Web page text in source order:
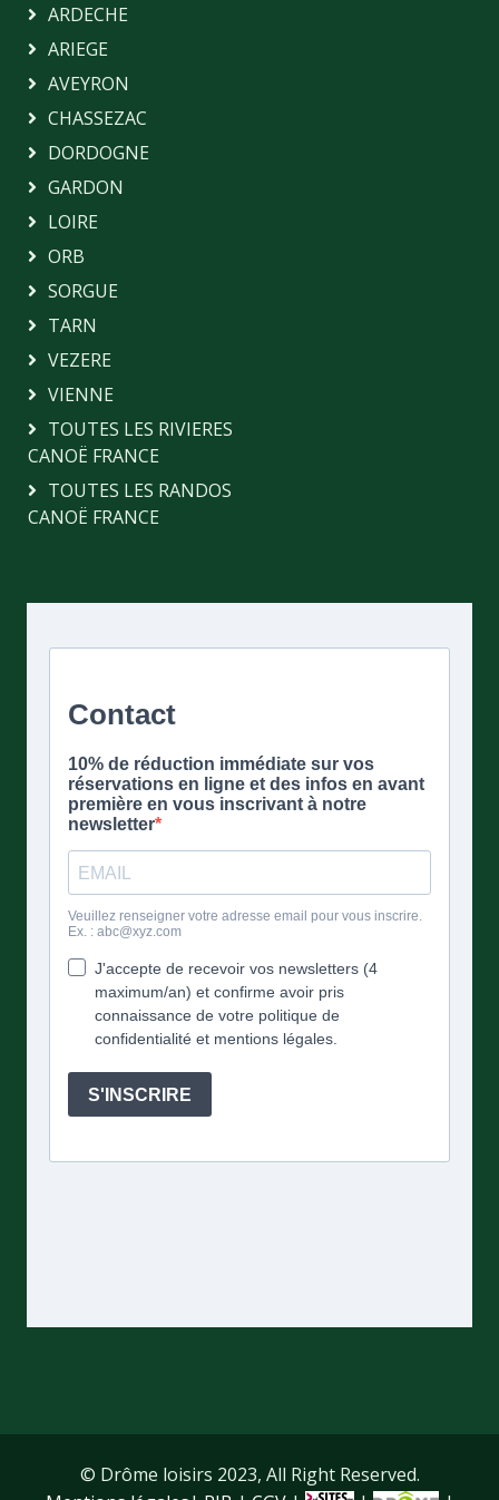
ARDECHE
ARIEGE
AVEYRON
CHASSEZAC
DORDOGNE
GARDON
LOIRE
ORB
SORGUE
TARN
VEZERE
VIENNE
TOUTES LES RIVIERES
CANOË FRANCE
TOUTES LES RANDOS
CANOË FRANCE
© Drôme loisirs 2023, All Right Reserved.